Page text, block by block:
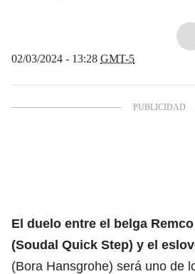
02/03/2024 - 13:28 GMT-5
El duelo entre el belga
(Soudal Quick Step) y el
(Bora Hansgrohe) será uno de